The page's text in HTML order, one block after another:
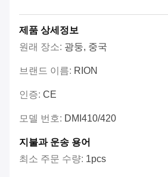
제품 상세정보
원래 장소: 광둥, 중국
브랜드 이름: RION
인증: CE
모델 번호: DMI410/420
지불과 운송 용어
최소 주문 수량: 1pcs